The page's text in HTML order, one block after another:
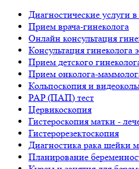
Диагностические услуги
Прием врача-гинеколога
Онлайн консультация
Консультация гинеколога
Прием детского
Прием онколога-
Кольпоскопия и
PAP (ПАП) тест
Цервикоскопия
Гистероскопия матки -
Гистерорезектоскопия
Диагностика рака шейки
Планирование